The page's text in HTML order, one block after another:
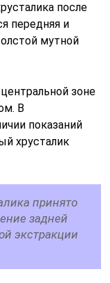
после
передняя и
мутной
зоне
В
показаний
хрусталик
принято
задней
экстракции